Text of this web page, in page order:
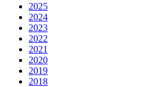
2025
2024
2023
2022
2021
2020
2019
2018